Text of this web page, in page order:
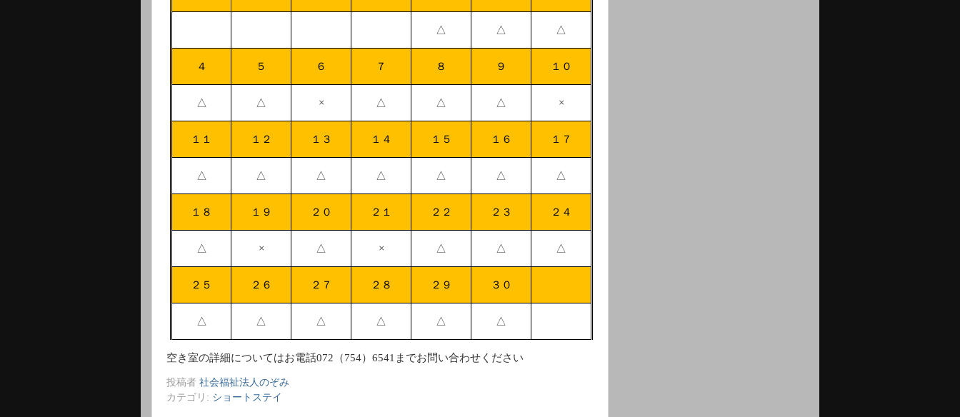
△ △ △
４ ５ ６ ７ ８ ９ １０
△ △ × △ △ △ ×
１１ １２ １３ １４ １５ １６ １７
△ △ △ △ △ △ △
１８ １９ ２０ ２１ ２２ ２３ ２４
△ × △ × △ △ △
２５ ２６ ２７ ２８ ２９ ３０
△ △ △ △ △ △
空き室の詳細についてはお電話072 （754） 6541 までお問い合わせください
投稿者 社会福祉法人のぞみ
カテゴリ: ショートステイ